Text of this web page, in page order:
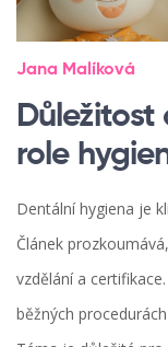
Jana Malíková
Důležitost
role
Dentální hygiena je
Článek
vzdělání a
běžných